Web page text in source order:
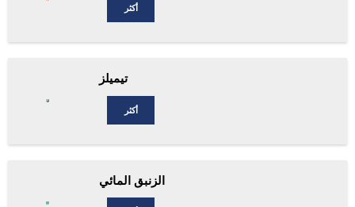
أكثر
تيميلز
أكثر
الزنبق المائي